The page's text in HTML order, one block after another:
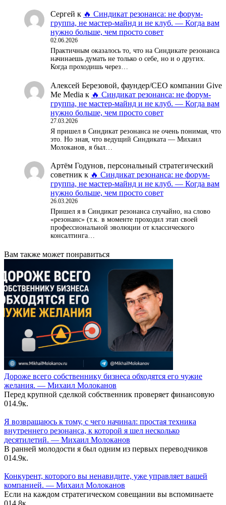
Сергей к 🔥 Синдикат резонанса: не форум-
группа, не мастер-майнд и не клуб. — Когда вам
нужно больше, чем просто совет
02.06.2026
Практичным оказалось то, что на Синдикате резонанса
начинаешь думать не только о себе, но и о других.
Когда проходишь через…
Алексей Березовой, фаундер/СЕО компании Give
Me Media к 🔥 Синдикат резонанса: не форум-
группа, не мастер-майнд и не клуб. — Когда вам
нужно больше, чем просто совет
27.03.2026
Я пришел в Синдикат резонанса не очень понимая, что
это. Но зная, что ведущий Синдиката — Михаил
Молоканов, я был…
Артём Годунов, персональный стратегический
советник к 🔥 Синдикат резонанса: не форум-
группа, не мастер-майнд и не клуб. — Когда вам
нужно больше, чем просто совет
26.03.2026
Пришел я в Синдикат резонанса случайно, на слово
«резонанс» (т.к. в моменте проходил этап своей
профессиональной эволюции от классического
консалтинга…
Вам также может понравиться
Дороже всего собственнику бизнеса обходятся его чужие
желания. — Михаил Молоканов
Перед крупной сделкой собственник проверяет финансовую
014.9к.
Я возвращаюсь к тому, с чего начинал: простая техника
внутреннего резонанса, к которой я шел несколько
десятилетий. — Михаил Молоканов
В ранней молодости я был одним из первых переводчиков
014.9к.
Конкурент, которого вы ненавидите, уже управляет вашей
компанией. — Михаил Молоканов
Если на каждом стратегическом совещании вы вспоминаете
014.8к.